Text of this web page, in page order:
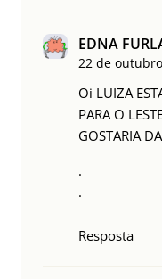
EDNA
22 de
Oi LUIZA
PARA O
GOSTARIA
.
.
Resposta